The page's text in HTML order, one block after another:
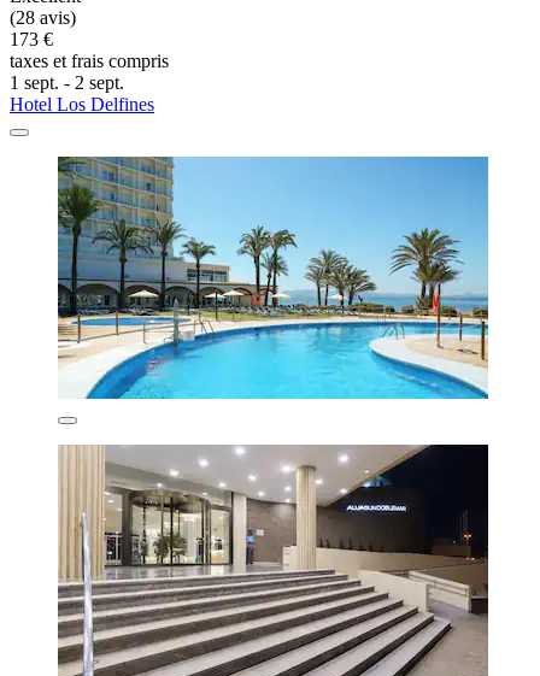
(28 avis)
173 €
taxes et frais compris
1 sept. - 2 sept.
Hotel Los Delfines